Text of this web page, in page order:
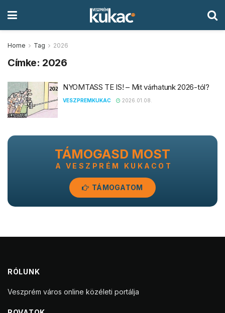
Home Tag 2026
Címke: 2026
NYOMTASS TE IS! – Mit várhatunk 2026-tól?
VESZPREMKUKAC 2026.01.08.
TÁMOGASD MOST
A VESZPRÉM KUKACOT
TÁMOGATOM
RÓLUNK
Veszprém város online közéleti portálja